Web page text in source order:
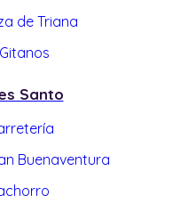
de Triana
Santo
Buenaventura